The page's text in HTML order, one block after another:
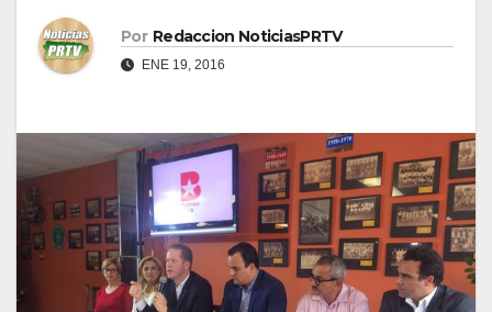
Por Redaccion NoticiasPRTV
ENE 19, 2016